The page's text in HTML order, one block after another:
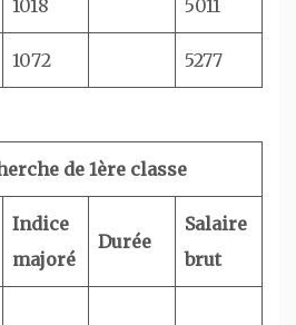
1018 5011
1072 5277
de 1ère classe
Indice
majoré
Durée
Salaire
brut